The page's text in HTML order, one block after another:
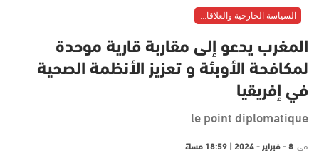
المغرب يدعو إلى مقاربة قارية موحدة
لمكافحة الأوبئة و تعزيز الأنظمة الصحية
في إفريقيا
le point diplomatique
في 8 - فبراير - 2024 | 18:59 مساءً